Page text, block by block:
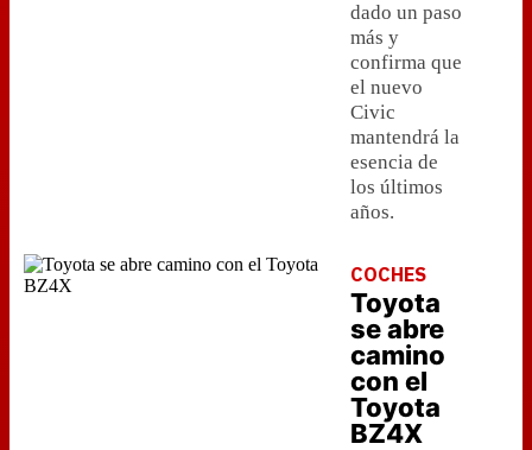
dado un paso
más y
confirma que
el nuevo
Civic
mantendrá la
esencia de
los últimos
años.
COCHES
Toyota
se abre
camino
con el
Toyota
BZ4X